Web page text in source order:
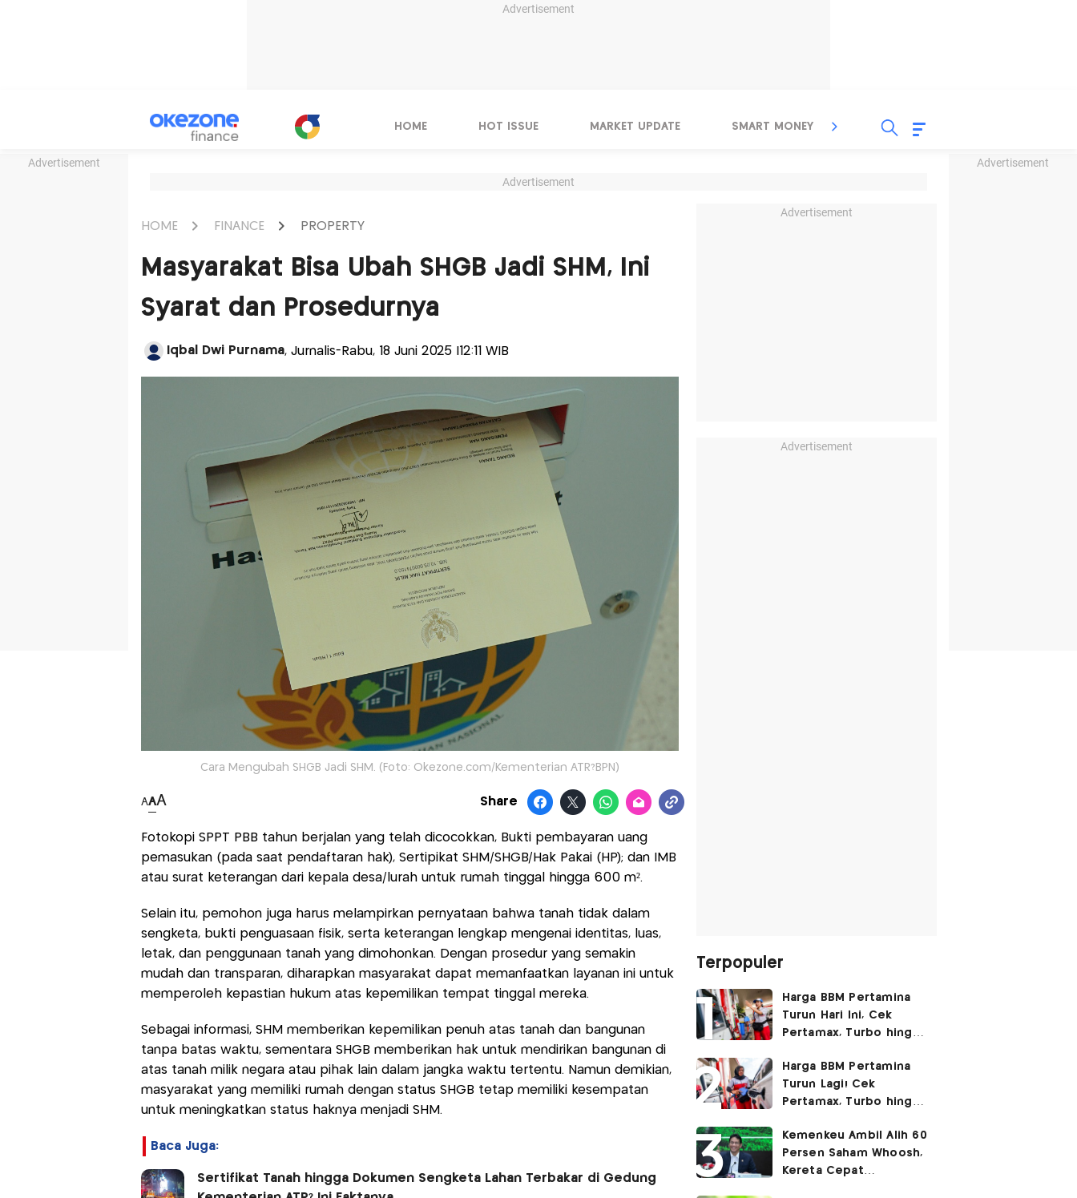
Advertisement
Advertisement Advertisement
HOME HOT ISSUE MARKET UPDATE SMART MONEY INSPIRASI BISNIS
Advertisement
HOME FINANCE PROPERTY
Masyarakat Bisa Ubah SHGB Jadi SHM, Ini
Syarat dan Prosedurnya
Iqbal Dwi Purnama, Jurnalis-Rabu, 18 Juni 2025 |12:11 WIB
Cara Mengubah SHGB Jadi SHM. (Foto: Okezone.com/Kementerian ATR?BPN)
AAA Share
Fotokopi SPPT PBB tahun berjalan yang telah dicocokkan, Bukti pembayaran uang
pemasukan (pada saat pendaftaran hak), Sertipikat SHM/SHGB/Hak Pakai (HP); dan IMB
atau surat keterangan dari kepala desa/lurah untuk rumah tinggal hingga 600 m².
Selain itu, pemohon juga harus melampirkan pernyataan bahwa tanah tidak dalam
sengketa, bukti penguasaan fisik, serta keterangan lengkap mengenai identitas, luas,
letak, dan penggunaan tanah yang dimohonkan. Dengan prosedur yang semakin
mudah dan transparan, diharapkan masyarakat dapat memanfaatkan layanan ini untuk
memperoleh kepastian hukum atas kepemilikan tempat tinggal mereka.
Sebagai informasi, SHM memberikan kepemilikan penuh atas tanah dan bangunan
tanpa batas waktu, sementara SHGB memberikan hak untuk mendirikan bangunan di
atas tanah milik negara atau pihak lain dalam jangka waktu tertentu. Namun demikian,
masyarakat yang memiliki rumah dengan status SHGB tetap memiliki kesempatan
untuk meningkatkan status haknya menjadi SHM.
Baca Juga:
Sertifikat Tanah hingga Dokumen Sengketa Lahan Terbakar di Gedung
Advertisement
Advertisement
Terpopuler
Harga BBM Pertamina
Turun Hari Ini, Cek
Pertamax, Turbo hingga
2026
Harga BBM Pertamina
Turun Lagi! Cek
Pertamax, Turbo hingga
Agustus 2026
Kemenkeu Ambil Alih 60
Persen Saham Whoosh,
Kereta Cepat